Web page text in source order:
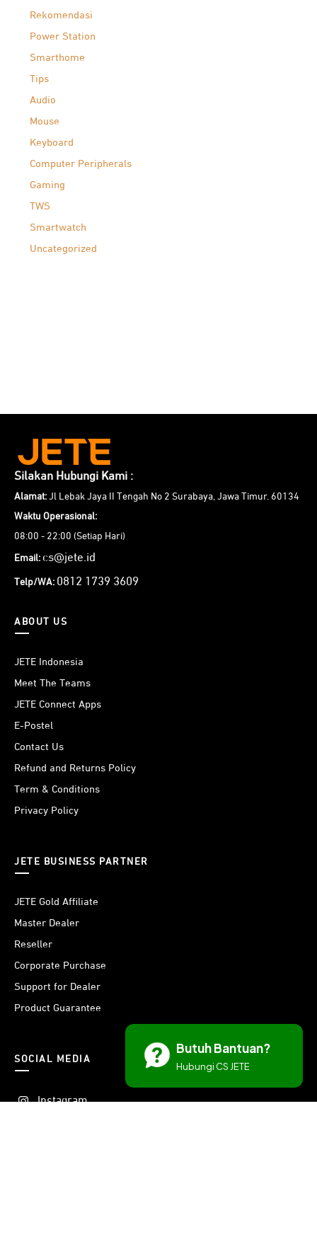
Rekomendasi
Power Station
Smarthome
Tips
Audio
Mouse
Keyboard
Computer Peripherals
Gaming
TWS
Smartwatch
Uncategorized
Silakan Hubungi Kami :
Alamat: Jl Lebak Jaya II Tengah No 2 Surabaya, Jawa Timur. 60134
Waktu Operasional:
08:00 - 22:00 (Setiap Hari)
Email: cs@jete.id
Telp/WA: 0812 1739 3609
ABOUT US
JETE Indonesia
Meet The Teams
JETE Connect Apps
E-Postel
Contact Us
Refund and Returns Policy
Term & Conditions
Privacy Policy
JETE BUSINESS PARTNER
JETE Gold Affiliate
Master Dealer
Reseller
Corporate Purchase
Support for Dealer
Product Guarantee
SOCIAL MEDIA
Instagram
Butuh Bantuan?
Hubungi CS JETE